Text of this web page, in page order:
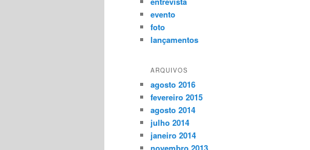
evento
foto
lançamentos
ARQUIVOS
agosto 2016
fevereiro 2015
agosto 2014
julho 2014
janeiro 2014